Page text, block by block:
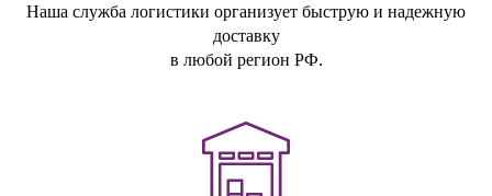
Наша служба логистики организует быструю и надежную
доставку
в любой регион РФ.